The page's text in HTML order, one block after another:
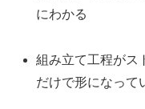
にわかる
組み立て工程がス
だけで形になって